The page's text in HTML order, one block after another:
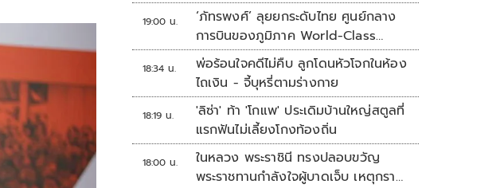
19:00 น.
‘ภัทรพงศ์’ ลุยยกระดับไทย ศูนย์กลาง
การบินของภูมิภาค World-Class
Aviation Hub | ห้องข่าวไทยโพสต์สุด
สัปดาห์
18:34 น.
พ่อร้อนใจคดีไม่คืบ ลูกโดนหัวโจกในห้อง
ไถเงิน - จี้บุหรี่ตามร่างกาย
18:19 น.
'ลิซ่า' ท้า 'โกแพ' ประเดิมบ้านใหญ่สตูลที่
แรกฟันไม่เลี้ยงโกงท้องถิ่น
18:00 น.
ในหลวง พระราชินี ทรงปลอบขวัญ
พระราชทานกำลังใจผู้บาดเจ็บ เหตุกราด